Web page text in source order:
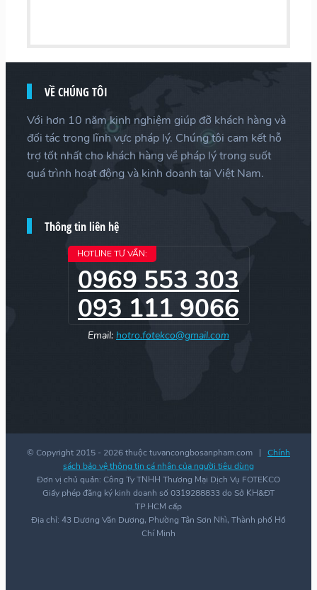
VỀ CHÚNG TÔI
Với hơn 10 năm kinh nghiệm giúp đỡ khách hàng và
đối tác trong lĩnh vực pháp lý. Chúng tôi cam kết hỗ
trợ tốt nhất cho khách hàng về pháp lý trong suốt
quá trình hoạt động và kinh doanh tại Việt Nam.
Thông tin liên hệ
HOTLINE TƯ VẤN:
0969 553 303
093 111 9066
Email: hotro.fotekco@gmail.com
© Copyright 2015 - 2026 thuộc tuvancongbosanpham.com | Chính
sách bảo vệ thông tin cá nhân của người tiêu dùng
Đơn vị chủ quản: Công Ty TNHH Thương Mại Dịch Vụ FOTEKCO
Giấy phép đăng ký kinh doanh số 0319288833 do Sở KH&ĐT
TP.HCM cấp
Địa chỉ: 43 Dương Văn Dương, Phường Tân Sơn Nhì, Thành phố Hồ
Chí Minh